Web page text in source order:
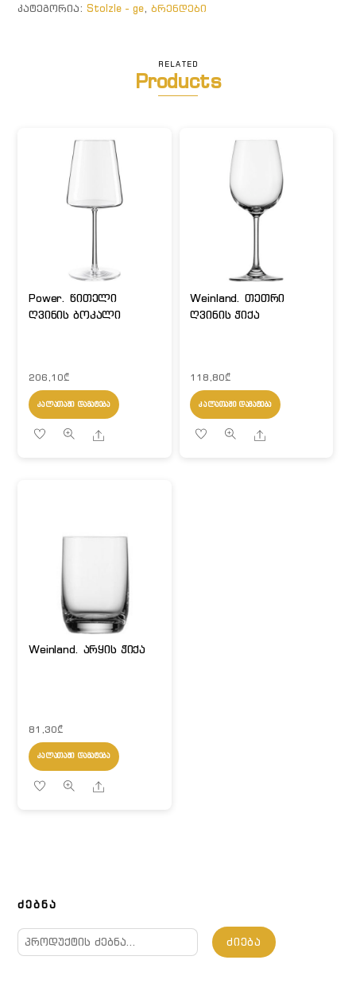
ᲙᲐᲢᲔᲒᲝᲠᲘᲐ:Stolzle - ge,ბრენდები
RELATED
Products
Power. წითელი
ღვინის ბოკალი
206,10₾
ᲙᲐᲚᲐᲗᲐᲨᲘ ᲓᲐᲛᲐᲢᲔᲑᲐ
Share
Weinland. თეთრი
ღვინის ჭიქა
118,80₾
ᲙᲐᲚᲐᲗᲐᲨᲘ ᲓᲐᲛᲐᲢᲔᲑᲐ
Share
Weinland. არყის ჭიქა
81,30₾
ᲙᲐᲚᲐᲗᲐᲨᲘ ᲓᲐᲛᲐᲢᲔᲑᲐ
Share
ᲫᲔᲑᲜᲐ
ძებნა:
ᲫᲘᲔᲑᲐ